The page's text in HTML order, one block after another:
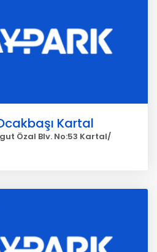
Kartal
Özal Blv. No:53 Kartal/